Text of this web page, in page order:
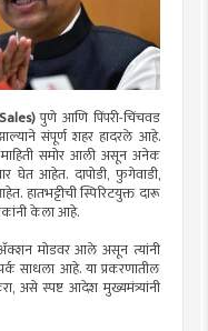
पुणे आणि पिंपरी-चिंचवड
संपूर्ण शहर हादरले आहे.
समोर आली असून अनेक
घेत आहेत. दापोडी, फुगेवाडी,
हातभट्टीची स्पिरिटयुक्त दारू
केला आहे.
अ‍ॅक्शन मोडवर आले असून त्यांनी
साधला आहे. या प्रकरणातील
असे स्पष्ट आदेश मुख्यमंत्र्यांनी